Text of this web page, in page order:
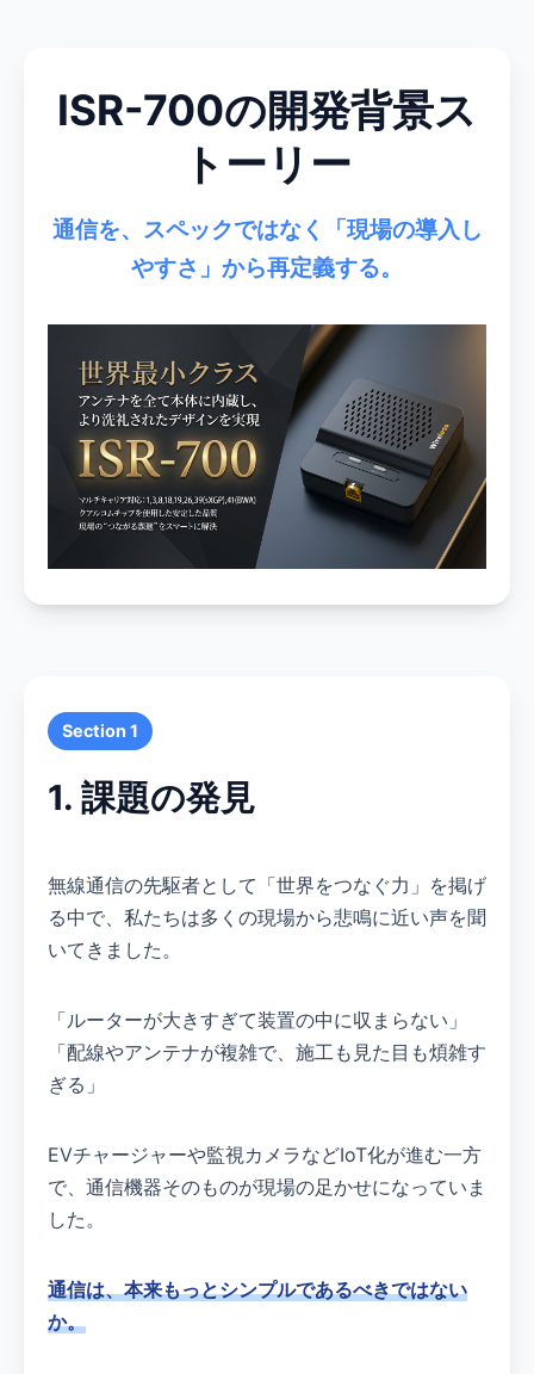
ISR-700の開発背景ス
トーリー
通信を、スペックではなく「現場の導入し
やすさ」から再定義する。
Section 1
1. 課題の発見
無線通信の先駆者として「世界をつなぐ力」を掲げ
る中で、私たちは多くの現場から悲鳴に近い声を聞
いてきました。
「ルーターが大きすぎて装置の中に収まらない」
「配線やアンテナが複雑で、施工も見た目も煩雑す
ぎる」
EVチャージャーや監視カメラなどIoT化が進む一方
で、通信機器そのものが現場の足かせになっていま
した。
通信は、本来もっとシンプルであるべきではない
か。